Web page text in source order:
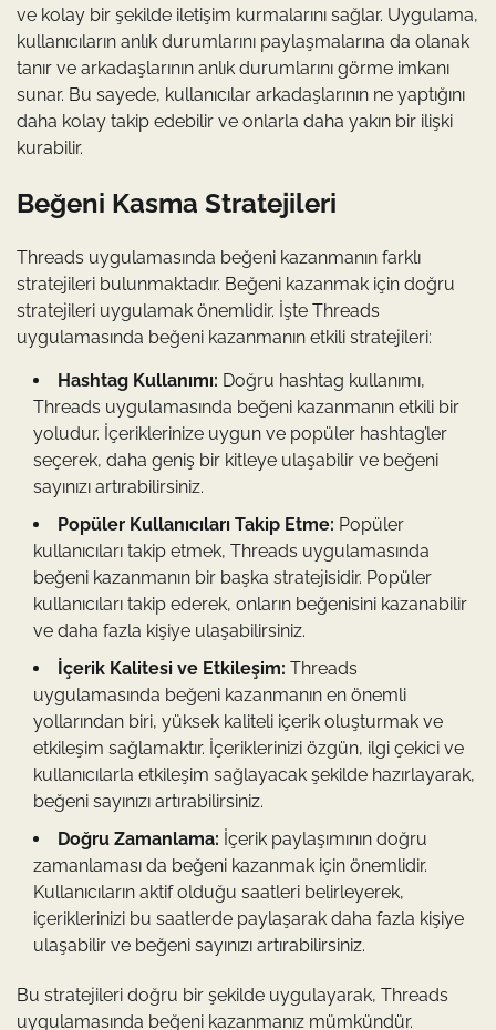
ve kolay bir şekilde iletişim kurmalarını sağlar. Uygulama,
kullanıcıların anlık durumlarını paylaşmalarına da olanak
tanır ve arkadaşlarının anlık durumlarını görme imkanı
sunar. Bu sayede, kullanıcılar arkadaşlarının ne yaptığını
daha kolay takip edebilir ve onlarla daha yakın bir ilişki
kurabilir.
Beğeni Kasma Stratejileri
Threads uygulamasında beğeni kazanmanın farklı
stratejileri bulunmaktadır. Beğeni kazanmak için doğru
stratejileri uygulamak önemlidir. İşte Threads
uygulamasında beğeni kazanmanın etkili stratejileri:
Hashtag Kullanımı: Doğru hashtag kullanımı,
Threads uygulamasında beğeni kazanmanın etkili bir
yoludur. İçeriklerinize uygun ve popüler hashtag’ler
seçerek, daha geniş bir kitleye ulaşabilir ve beğeni
sayınızı artırabilirsiniz.
Popüler Kullanıcıları Takip Etme: Popüler
kullanıcıları takip etmek, Threads uygulamasında
beğeni kazanmanın bir başka stratejisidir. Popüler
kullanıcıları takip ederek, onların beğenisini kazanabilir
ve daha fazla kişiye ulaşabilirsiniz.
İçerik Kalitesi ve Etkileşim: Threads
uygulamasında beğeni kazanmanın en önemli
yollarından biri, yüksek kaliteli içerik oluşturmak ve
etkileşim sağlamaktır. İçeriklerinizi özgün, ilgi çekici ve
kullanıcılarla etkileşim sağlayacak şekilde hazırlayarak,
beğeni sayınızı artırabilirsiniz.
Doğru Zamanlama: İçerik paylaşımının doğru
zamanlaması da beğeni kazanmak için önemlidir.
Kullanıcıların aktif olduğu saatleri belirleyerek,
içeriklerinizi bu saatlerde paylaşarak daha fazla kişiye
ulaşabilir ve beğeni sayınızı artırabilirsiniz.
Bu stratejileri doğru bir şekilde uygulayarak, Threads
uygulamasında beğeni kazanmanız mümkündür.